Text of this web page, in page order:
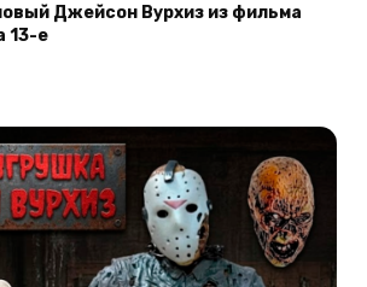
Джейсон Вурхиз из фильма
13-е